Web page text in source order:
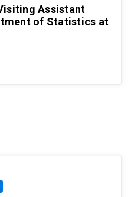
Assistant
of Statistics at